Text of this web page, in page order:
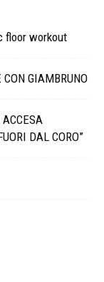
floor workout
GIAMBRUNO
DAL CORO”